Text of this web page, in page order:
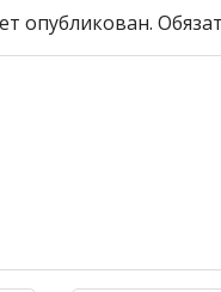
опубликован.